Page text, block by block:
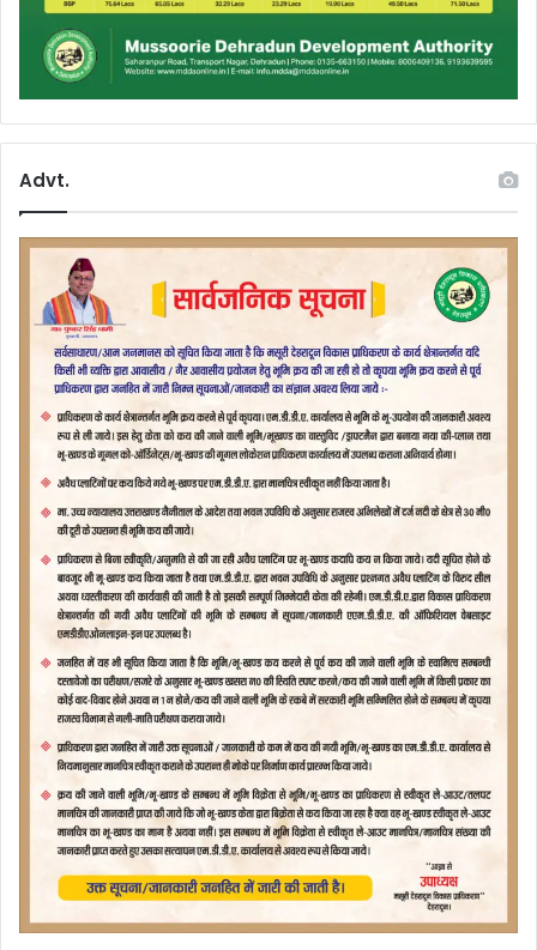
Advt.